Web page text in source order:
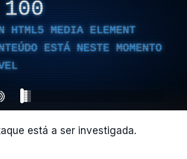
100
HTML5 MEDIA ELEMENT
ESTÁ NESTE MOMENTO
está a ser investigada.